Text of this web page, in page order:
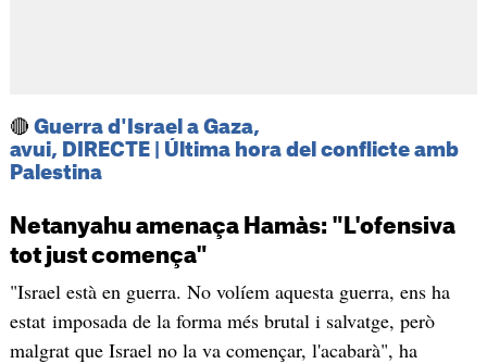
🔴 Guerra d'Israel a Gaza,
avui, DIRECTE | Última hora del conflicte amb
Palestina
Netanyahu amenaça Hamàs: "L'ofensiva
tot just comença"
"Israel està en guerra. No volíem aquesta guerra, ens ha
estat imposada de la forma més brutal i salvatge, però
malgrat que Israel no la va començar, l'acabarà", ha